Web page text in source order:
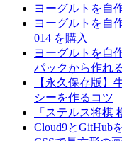
ヨーグルトを自
ヨーグルトを自
014 を購入
ヨーグルトを自
パックから作れ
【永久保存版】
シーを作るコツ
「ステルス将棋
Cloud9とGitHub